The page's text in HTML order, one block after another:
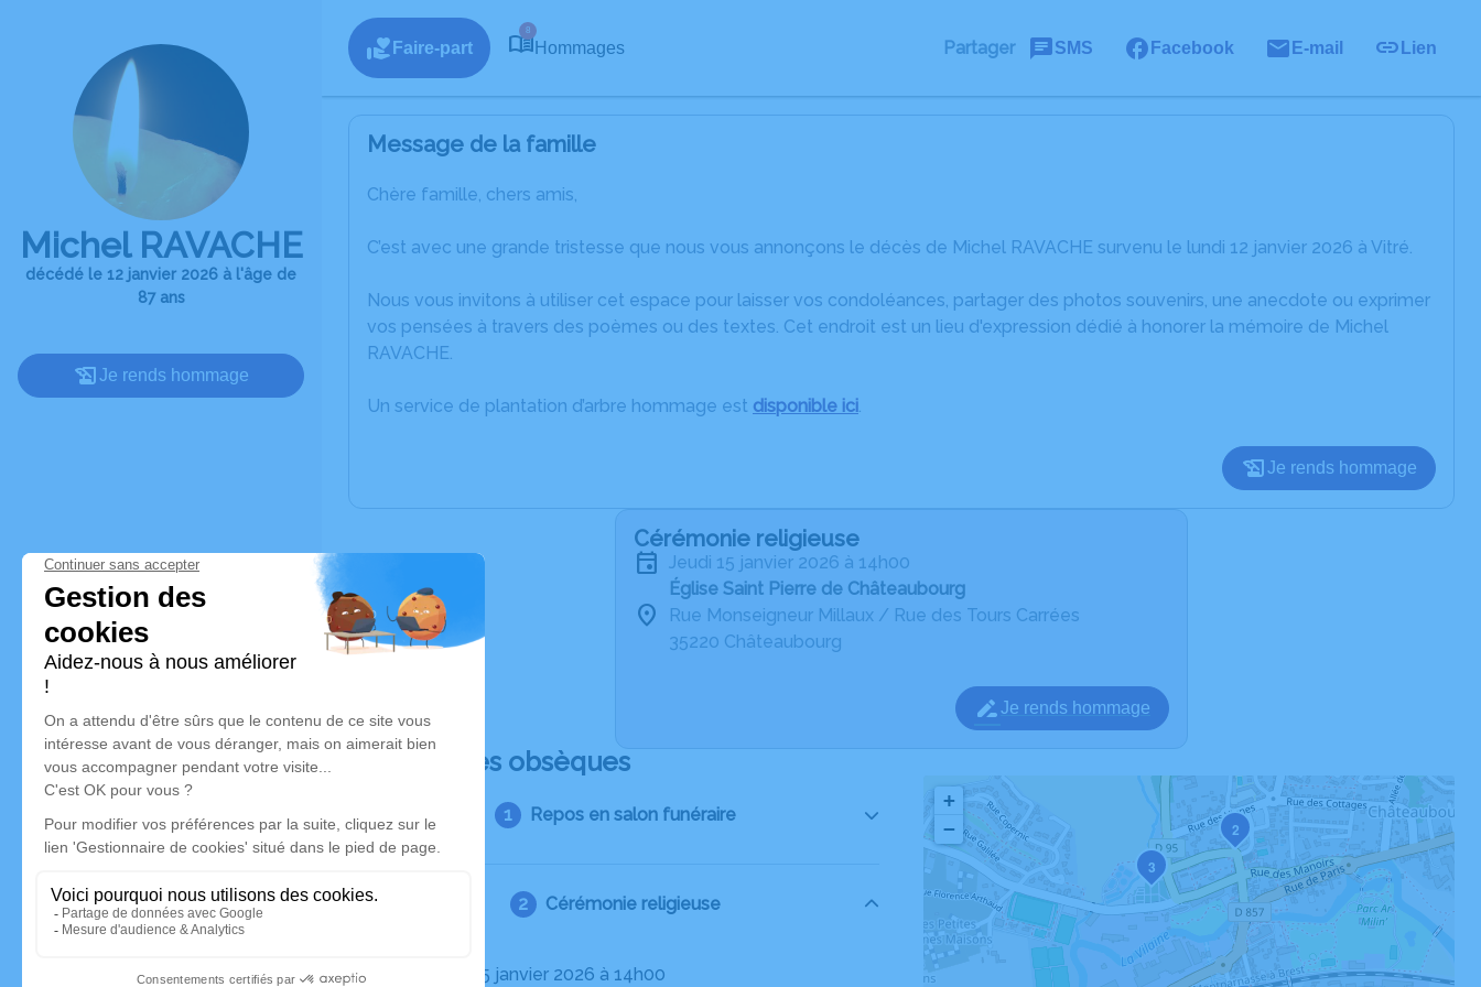
Michel RAVACHE
décédé le 12 janvier 2026 à l'âge de
87 ans
Je rends hommage
Faire-part
8
Hommages Partager SMS Facebook E-mail Lien
Message de la famille
Chère famille, chers amis,
C’est avec une grande tristesse que nous vous annonçons le décès de Michel RAVACHE survenu le lundi 12 janvier 2026 à Vitré.
Nous vous invitons à utiliser cet espace pour laisser vos condoléances, partager des photos souvenirs, une anecdote ou exprimer
vos pensées à travers des poèmes ou des textes. Cet endroit est un lieu d'expression dédié à honorer la mémoire de Michel
RAVACHE.
Un service de plantation d’arbre hommage est disponible ici.
Je rends hommage
Cérémonie religieuse
jeudi 15 janvier 2026 à 14h00
Église Saint Pierre de Châteaubourg
Rue Monseigneur Millaux / Rue des Tours Carrées
35220 Châteaubourg
Je rends hommage
Déroulé des obsèques
Repos en salon funéraire
Cérémonie religieuse
Le jeudi 15 janvier 2026 à 14h00
2
3
+
−